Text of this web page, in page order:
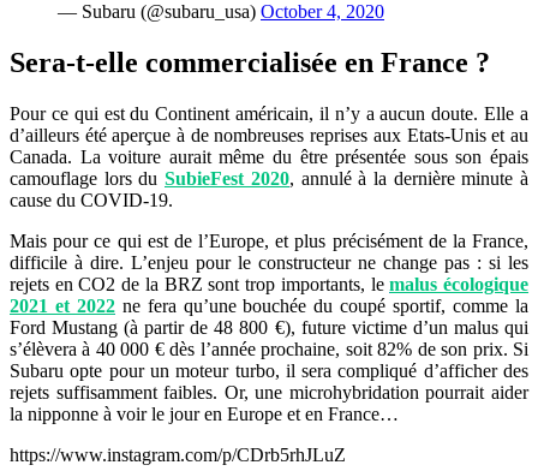
— Subaru (@subaru_usa) October 4, 2020
Sera-t-elle commercialisée en France ?
Pour ce qui est du Continent américain, il n’y a aucun doute. Elle a
d’ailleurs été aperçue à de nombreuses reprises aux Etats-Unis et au
Canada. La voiture aurait même du être présentée sous son épais
camouflage lors duSubieFest 2020, annulé à la dernière minute à
cause du COVID-19.
Mais pour ce qui est de l’Europe, et plus précisément de la France,
difficile à dire. L’enjeu pour le constructeur ne change pas : si les
rejets en CO2 de la BRZ sont trop importants, lemalus écologique
2021 et 2022ne fera qu’une bouchée du coupé sportif, comme la
Ford Mustang (à partir de 48 800 €), future victime d’un malus qui
s’élèvera à 40 000 € dès l’année prochaine, soit 82% de son prix. Si
Subaru opte pour un moteur turbo, il sera compliqué d’afficher des
rejets suffisamment faibles. Or, une microhybridation pourrait aider
la nipponne à voir le jour en Europe et en France…
https://www.instagram.com/p/CDrb5rhJLuZ